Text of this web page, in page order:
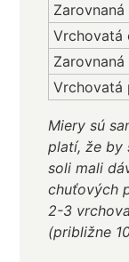
Vrchovatá
Vrchovatá
Miery sú
platí, že by
soli mali
chuťových
2-3
(približne